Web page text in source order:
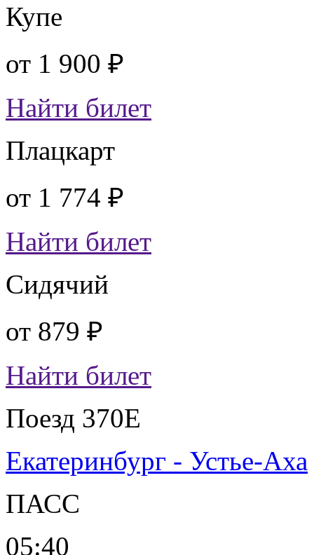
Купе
от 1 900 ₽
Найти билет
Плацкарт
от 1 774 ₽
Найти билет
Сидячий
от 879 ₽
Найти билет
Поезд 370Е
Екатеринбург - Устье-Аха
ПАСС
05:40